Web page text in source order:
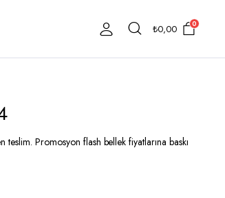
₺0,00 0
Promosyon flash bellek fiyatlarına baskı